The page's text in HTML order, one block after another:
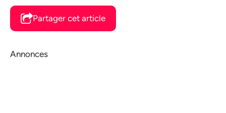
Partager cet article
Annonces